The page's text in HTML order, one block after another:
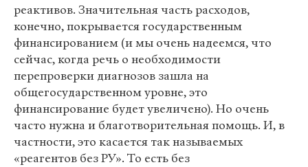
реактивов. Значительная часть расходов,
конечно, покрывается государственным
финансированием (и мы очень надеемся, что
сейчас, когда речь о необходимости
перепроверки диагнозов зашла на
общегосударственном уровне, это
финансирование будет увеличено). Но очень
часто нужна и благотворительная помощь. И, в
частности, это касается так называемых
«реагентов без РУ». То есть без